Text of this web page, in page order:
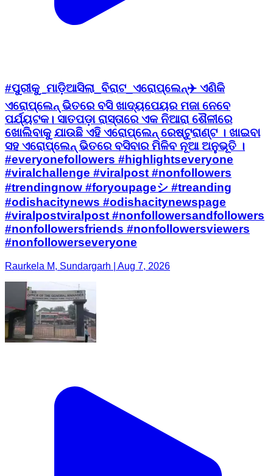
#ପୁରୀକୁ_ମାଡ଼ିଆସିଲା_ବିରାଟ_ଏରୋପ୍ଲେନ୍✈️ ଏଣିକି
ଏରୋପ୍ଲେନ୍‌ ଭିତରେ ବସି ଖାଦ୍ୟପେୟର ମଜା ନେବେ
ପର୍ଯ୍ୟଟକ। ସାତପଡ଼ା ରାସ୍ତାରେ ଏକ ନିଆରା ଶୈଳୀରେ
ଖୋଲିବାକୁ ଯାଉଛି ଏହି ଏରୋପ୍ଲେନ୍‌ ରେଷ୍ଟୁରାଣ୍ଟ । ଖାଇବା
ସହ ଏରୋପ୍ଲେନ୍‌ ଭିତରେ ବସିବାର ମିଳିବ ନୂଆ ଅନୁଭୂତି ।
#everyonefollowers #highlightseveryone
#viralchallenge #viralpost #nonfollowers
#trendingnow #foryoupageシ #treanding
#odishacitynews #odishacitynewspage
#viralpostviralpost #nonfollowersandfollowers
#nonfollowersfriends #nonfollowersviewers
#nonfollowerseveryone
Raurkela M, Sundargarh | Aug 7, 2026